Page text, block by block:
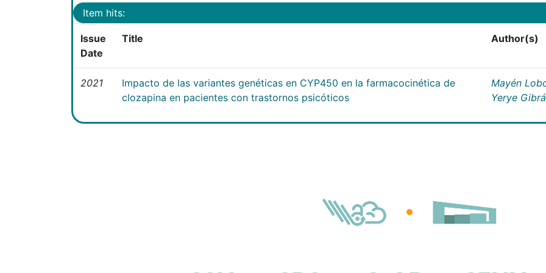
Item hits:
Issue
Date
Title Author(s)
2021
Impacto de las variantes genéticas en CYP450 en la farmacocinética de
clozapina en pacientes con trastornos psicóticos
Mayén
Yerye